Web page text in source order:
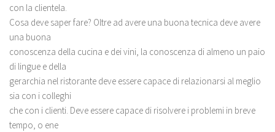
con la clientela.
Cosa deve saper fare? Oltre ad avere una buona tecnica deve avere
una buona
conoscenza della cucina e dei vini, la conoscenza di almeno un paio
di lingue e della
gerarchia nel ristorante deve essere capace di relazionarsi al meglio
sia con i colleghi
che con i clienti. Deve essere capace di risolvere i problemi in breve
tempo, o ene